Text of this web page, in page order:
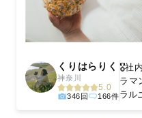
くりはらりく
神奈川
5.0
346回 166件
🎖️社
ラマ
ラル